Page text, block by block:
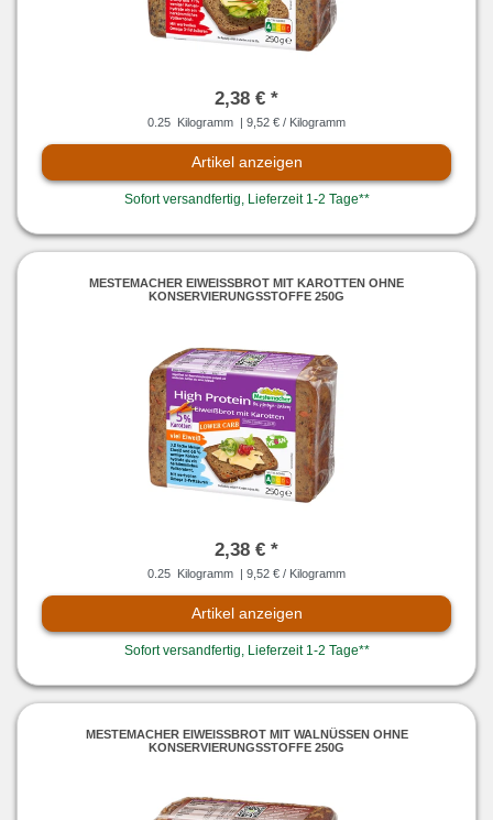
2,38 € *
0.25 Kilogramm | 9,52 € / Kilogramm
Artikel anzeigen
Sofort versandfertig, Lieferzeit 1-2 Tage**
MESTEMACHER EIWEISSBROT MIT KAROTTEN OHNE K
ONSERVIERUNGSSTOFFE 250G
2,38 € *
0.25 Kilogramm | 9,52 € / Kilogramm
Artikel anzeigen
Sofort versandfertig, Lieferzeit 1-2 Tage**
MESTEMACHER EIWEISSBROT MIT WALNÜSSEN OHNE K
ONSERVIERUNGSSTOFFE 250G